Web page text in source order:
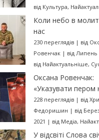
від Культура,
Коли небо в
нас
230 переглядів| від
Ровенчак| від Липень
від Найактуальніше,
Оксана Ровенчак:
«Указувати пером
228 переглядів| від
Федоришин | від
2021 | від Медіа,
У відсвіті Слова